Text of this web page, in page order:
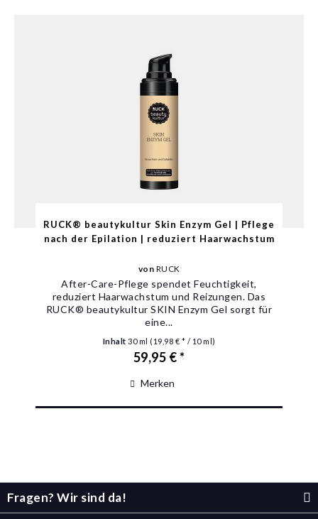
RUCK® beautykultur Skin Enzym Gel | Pflege
nach der Epilation | reduziert Haarwachstum
von RUCK
After-Care-Pflege spendet Feuchtigkeit,
reduziert Haarwachstum und Reizungen. Das
RUCK® beautykultur SKIN Enzym Gel sorgt für
eine...
Inhalt30 ml (19,98 € * / 10 ml)
59,95 € *
Merken
Fragen? Wir sind da!